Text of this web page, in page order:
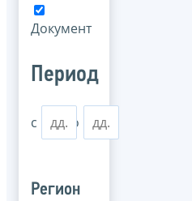
Документ
Период
с по
Регион